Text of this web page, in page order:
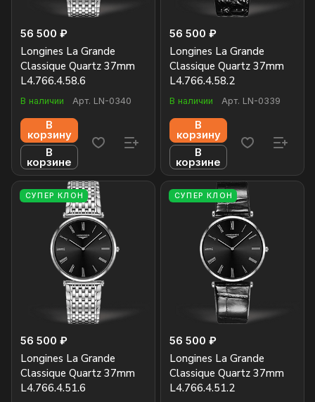
56 500 ₽
Longines La Grande
Classique Quartz 37mm
L4.766.4.58.6
В наличии Арт. LN-0340
В
корзину
В
корзине
56 500 ₽
Longines La Grande
Classique Quartz 37mm
L4.766.4.58.2
В наличии Арт. LN-0339
В
корзину
В
корзине
СУПЕР КЛОН
56 500 ₽
Longines La Grande
Classique Quartz 37mm
L4.766.4.51.6
СУПЕР КЛОН
56 500 ₽
Longines La Grande
Classique Quartz 37mm
L4.766.4.51.2